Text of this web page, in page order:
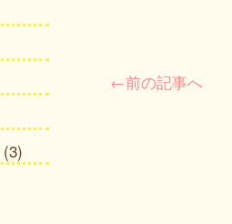
←前の記事へ
(3)